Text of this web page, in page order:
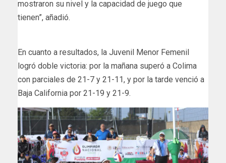
mostraron su nivel y la capacidad de juego que
tienen”, añadió.
En cuanto a resultados, la Juvenil Menor Femenil
logró doble victoria: por la mañana superó a Colima
con parciales de 21-7 y 21-11, y por la tarde venció a
Baja California por 21-19 y 21-9.